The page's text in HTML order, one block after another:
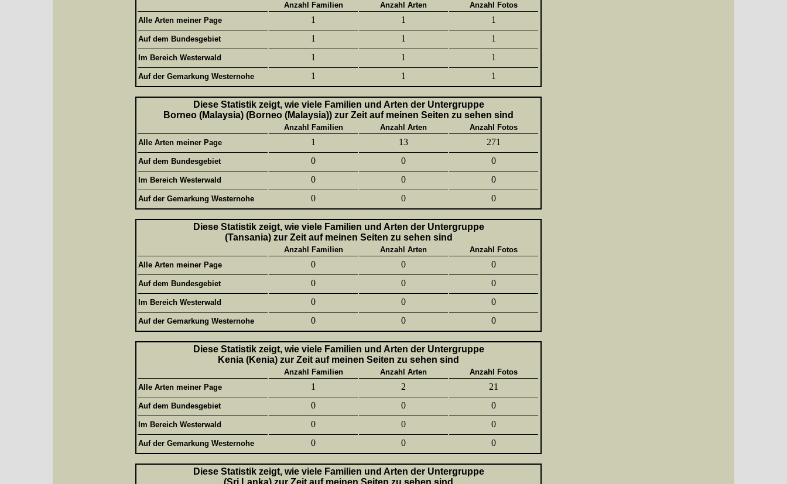
Anzahl Familien Anzahl Arten
Anzahl Fotos
Alle Arten meiner Page
1 1 1
Auf dem Bundesgebiet 1 1 1
Im Bereich Westerwald 1 1 1
Auf der Gemarkung Westernohe 1 1 1
Diese Statistik zeigt, wie viele Familien und Arten der Untergruppe
Borneo (Malaysia) (Borneo (Malaysia)) zur Zeit auf meinen Seiten zu sehen sind
Anzahl Familien Anzahl Arten
Anzahl Fotos
Alle Arten meiner Page
1 13 271
Auf dem Bundesgebiet 0 0 0
Im Bereich Westerwald 0 0 0
Auf der Gemarkung Westernohe 0 0 0
Diese Statistik zeigt, wie viele Familien und Arten der Untergruppe
(Tansania) zur Zeit auf meinen Seiten zu sehen sind
Anzahl Familien Anzahl Arten
Anzahl Fotos
Alle Arten meiner Page
0 0 0
Auf dem Bundesgebiet 0 0 0
Im Bereich Westerwald 0 0 0
Auf der Gemarkung Westernohe 0 0 0
Diese Statistik zeigt, wie viele Familien und Arten der Untergruppe
Kenia (Kenia) zur Zeit auf meinen Seiten zu sehen sind
Anzahl Familien Anzahl Arten
Anzahl Fotos
Alle Arten meiner Page
1 2 21
Auf dem Bundesgebiet 0 0 0
Im Bereich Westerwald 0 0 0
Auf der Gemarkung Westernohe 0 0 0
Diese Statistik zeigt, wie viele Familien und Arten der Untergruppe
(Sri Lanka) zur Zeit auf meinen Seiten zu sehen sind